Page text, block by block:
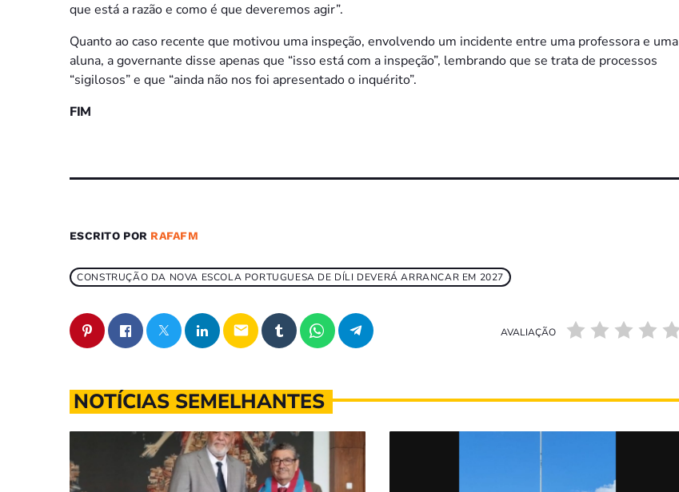
que está a razão e como é que deveremos agir”.
Quanto ao caso recente que motivou uma inspeção, envolvendo um incidente entre uma professora e uma
aluna, a governante disse apenas que “isso está com a inspeção”, lembrando que se trata de processos
“sigilosos” e que “ainda não nos foi apresentado o inquérito”.
FIM
ESCRITO POR RAFAFM
CONSTRUÇÃO DA NOVA ESCOLA PORTUGUESA DE DÍLI DEVERÁ ARRANCAR EM 2027
email AVALIAÇÃO
NOTÍCIAS SEMELHANTES